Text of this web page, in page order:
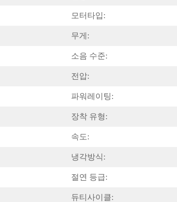
모터타입:
무게:
소음 수준:
전압:
파워레이팅:
장착 유형:
속도:
냉각방식:
절연 등급:
듀티사이클: